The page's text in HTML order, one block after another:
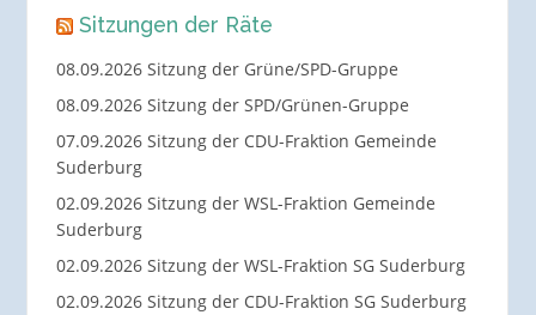
Sitzungen der Räte
08.09.2026 Sitzung der Grüne/SPD-Gruppe
08.09.2026 Sitzung der SPD/Grünen-Gruppe
07.09.2026 Sitzung der CDU-Fraktion Gemeinde
Suderburg
02.09.2026 Sitzung der WSL-Fraktion Gemeinde
Suderburg
02.09.2026 Sitzung der WSL-Fraktion SG Suderburg
02.09.2026 Sitzung der CDU-Fraktion SG Suderburg